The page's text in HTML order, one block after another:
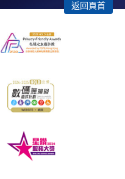
及繳費，請瀏覽網上
內其他單元
課程及其他單元或繳
務，如學員就讀的課
返回頁首